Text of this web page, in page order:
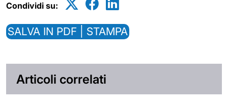
Condividi su:
SALVA IN PDF | STAMPA
Articoli correlati